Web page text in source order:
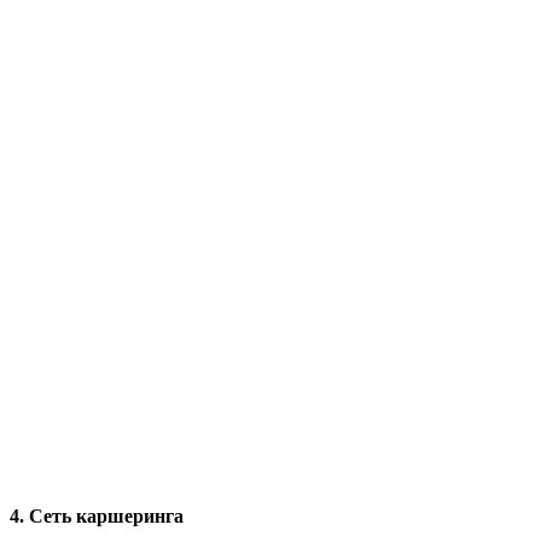
4. Сеть каршеринга